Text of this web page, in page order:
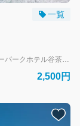
一覧
バナナボートがお得にたっぷり楽しめます --- リザンシーパークホテル谷茶ベイにお泊まりのお客様専用の予約フォームです。 外来のお客様は、当日直接受付にお越しください。
2,500円